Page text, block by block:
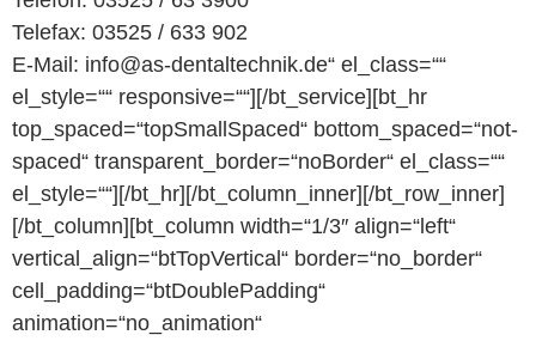
Telefax: 03525 / 633 902
E-Mail: info@as-dentaltechnik.de“ el_class=““
el_style=““ responsive=““][/bt_service][bt_hr
top_spaced=“topSmallSpaced“ bottom_spaced=“not-
spaced“ transparent_border=“noBorder“ el_class=““
el_style=““][/bt_hr][/bt_column_inner][/bt_row_inner]
[/bt_column][bt_column width=“1/3″ align=“left“
vertical_align=“btTopVertical“ border=“no_border“
cell_padding=“btDoublePadding“
animation=“no_animation“